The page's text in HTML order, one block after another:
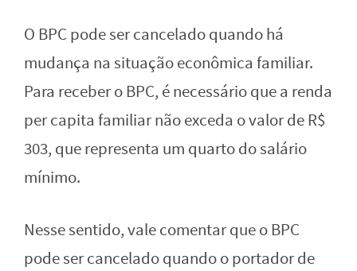
O BPC pode ser cancelado quando há
mudança na situação econômica familiar.
Para receber o BPC, é necessário que a renda
per capita familiar não exceda o valor de R$
303, que representa um quarto do salário
mínimo.
Nesse sentido, vale comentar que o BPC
pode ser cancelado quando o portador de